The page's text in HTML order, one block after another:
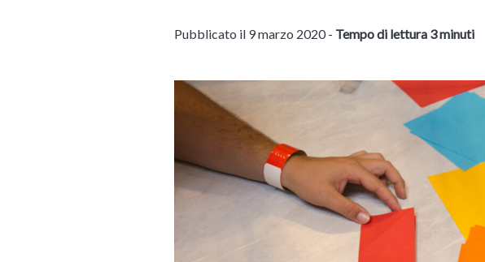
Pubblicato il 9 marzo 2020 - Tempo di lettura 3 minuti